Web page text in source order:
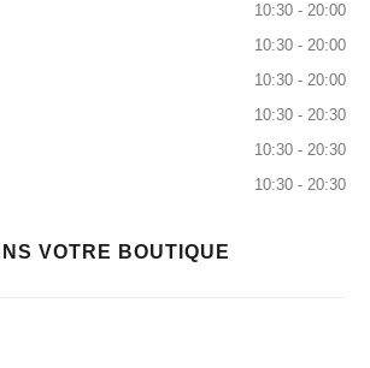
10:30 - 20:00
10:30 - 20:00
10:30 - 20:00
10:30 - 20:30
10:30 - 20:30
10:30 - 20:30
VOTRE BOUTIQUE